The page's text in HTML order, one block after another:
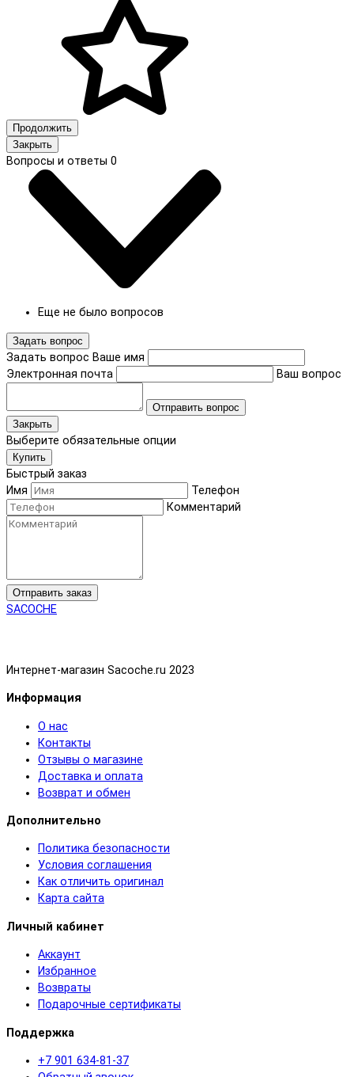
Продолжить
Закрыть
Вопросы и ответы 0
Еще не было вопросов
Задать вопрос
Задать вопрос Ваше имя
Электронная почта
Ваш вопрос
Отправить вопрос
Закрыть
Выберите обязательные опции
Купить
Быстрый заказ
Имя
Телефон
Комментарий
Отправить заказ
SACOCHE
Интернет-магазин Sacoche.ru 2023
Информация
О нас
Контакты
Отзывы о магазине
Доставка и оплата
Возврат и обмен
Дополнительно
Политика безопасности
Условия соглашения
Как отличить оригинал
Карта сайта
Личный кабинет
Аккаунт
Избранное
Возвраты
Подарочные сертификаты
Поддержка
+7 901 634-81-37